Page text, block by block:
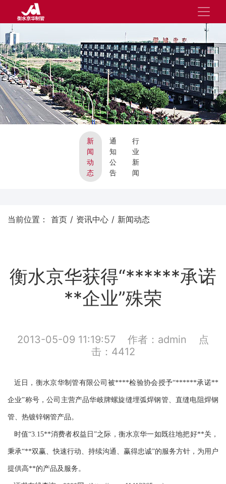
新
闻
动
态
通
知
公
告
行
业
新
闻
当前位置： 首页 / 资讯中心 / 新闻动态
衡水京华获得“******承诺
**企业”殊荣
2013-05-09 11:19:57 作者：admin 点
击：4412
近日，衡水京华制管有限公司被****检验协会授予“******承诺**
企业”称号，公司主营产品华岐牌螺旋缝埋弧焊钢管、直缝电阻焊钢
管、热镀锌钢管产品。
时值“3.15**消费者权益日”之际，衡水京华一如既往地把好**关，
秉承“**双赢、快速行动、持续沟通、赢得忠诚”的服务方针，为用户
提供高**的产品及服务。